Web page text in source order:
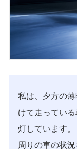
私は、夕方の
けて走ってい
灯しています。
周りの車の状